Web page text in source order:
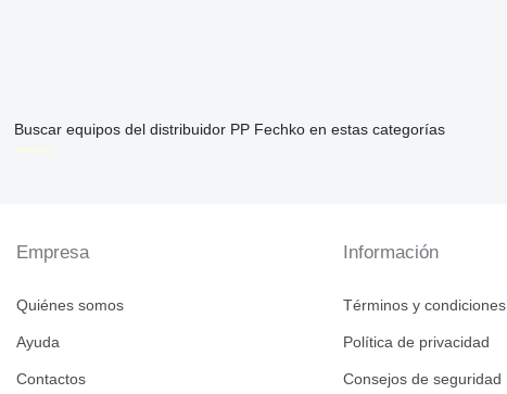
Buscar equipos del distribuidor PP Fechko en estas categorías
disallow-in-dsa
Empresa
Quiénes somos
Ayuda
Contactos
Información
Términos y condiciones
Política de privacidad
Consejos de seguridad